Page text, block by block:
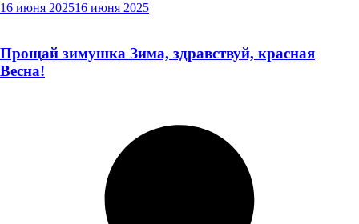
16 июня 202516 июня 2025
Прощай зимушка Зима, здравствуй, красная
Весна!